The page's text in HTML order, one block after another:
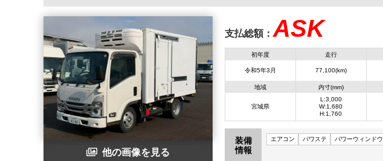
他の画像を見る
支払総額： ASK
初年度
令和5年3月
走行
77,100(km)
地域
宮城県
内寸(mm)
L:3,000
W:1,680
H:1,760
装備
情報
エアコン パワステ パワーウィンドウ